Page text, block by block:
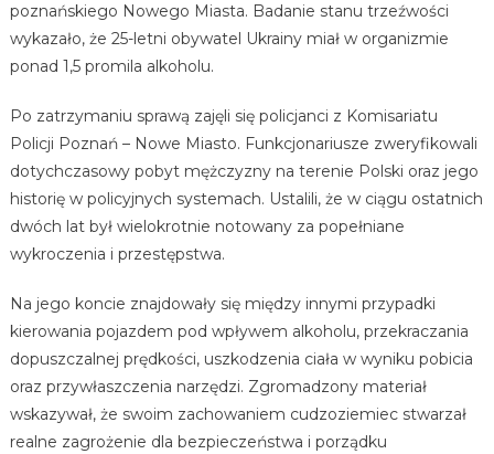
poznańskiego Nowego Miasta. Badanie stanu trzeźwości
wykazało, że 25-letni obywatel Ukrainy miał w organizmie
ponad 1,5 promila alkoholu.
Po zatrzymaniu sprawą zajęli się policjanci z Komisariatu
Policji Poznań – Nowe Miasto. Funkcjonariusze zweryfikowali
dotychczasowy pobyt mężczyzny na terenie Polski oraz jego
historię w policyjnych systemach. Ustalili, że w ciągu ostatnich
dwóch lat był wielokrotnie notowany za popełniane
wykroczenia i przestępstwa.
Na jego koncie znajdowały się między innymi przypadki
kierowania pojazdem pod wpływem alkoholu, przekraczania
dopuszczalnej prędkości, uszkodzenia ciała w wyniku pobicia
oraz przywłaszczenia narzędzi. Zgromadzony materiał
wskazywał, że swoim zachowaniem cudzoziemiec stwarzał
realne zagrożenie dla bezpieczeństwa i porządku